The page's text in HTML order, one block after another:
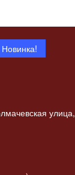
Новинка!
с
улица,